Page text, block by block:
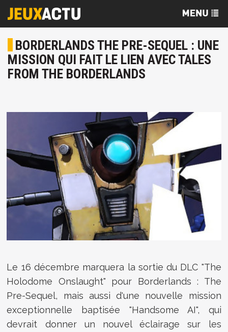
BORDERLANDS THE PRE-SEQUEL : UNE
MISSION QUI FAIT LE LIEN AVEC TALES
FROM THE BORDERLANDS
Le 16 décembre marquera la sortie du DLC "The
Holodome Onslaught" pour Borderlands : The
Pre-Sequel, mais aussi d'une nouvelle mission
exceptionnelle baptisée "Handsome AI", qui
devrait donner un nouvel éclairage sur les